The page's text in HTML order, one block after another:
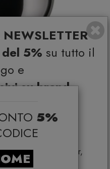
5% su tutto il
e
su brand
altre promo e non
su:
BBB Italia,
Plust, Samsung, Faber,
VG, Slide
5%